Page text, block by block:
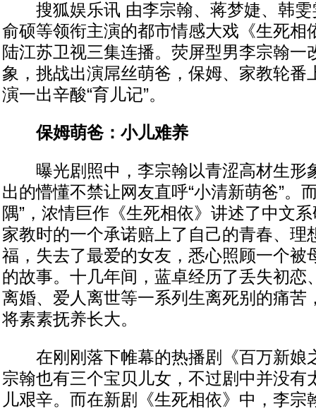
搜狐娱乐讯 由李宗翰、蒋梦婕、韩雯
俞硕等领衔主演的都市情感大戏《生死相
陆江苏卫视三集连播。荧屏型男李宗翰一
象，挑战出演屌丝萌爸，保姆、家教轮番
演一出辛酸“育儿记”。
保姆萌爸：小儿难养
曝光剧照中，李宗翰以青涩高材生形
出的懵懂不禁让网友直呼“小清新萌爸”。
隅”，浓情巨作《生死相依》讲述了中文
家教时的一个承诺赔上了自己的青春、理
福，失去了最爱的女友，悉心照顾一个被
的故事。十几年间，蓝卓经历了丢失初恋
离婚、爱人离世等一系列生离死别的痛苦
将素素抚养长大。
在刚刚落下帷幕的热播剧《百万新娘
宗翰也有三个宝贝儿女，不过剧中并没有
儿艰辛。而在新剧《生死相依》中，李宗